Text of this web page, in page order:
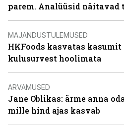
parem. Analüüsid
MAJANDUSTULEMUSED
HKFoods kasvatas
kulusurvest hoolimata
ARVAMUSED
Jane Oblikas: ärme anna
mille hind ajas kasvab